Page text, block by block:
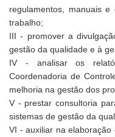
regulamentos, manuais
trabalho;
III - promover a
gestão da qualidade e à
IV - analisar os
Coordenadoria de
melhoria na gestão dos
V - prestar consultoria
sistemas de gestão da
VI - auxiliar na